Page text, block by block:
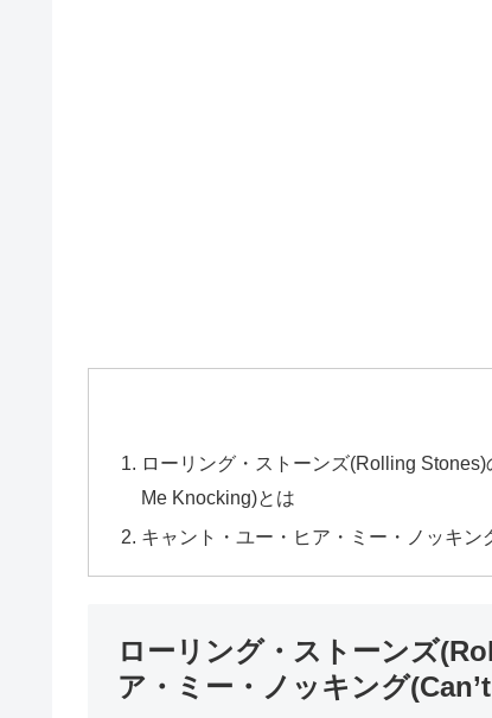
ローリング・ストーンズ(Rolling
Me Knocking)とは
キャント・ユー・ヒア・ミー・ノッキン
ローリング・ストーンズ
ア・ミー・ノッキング